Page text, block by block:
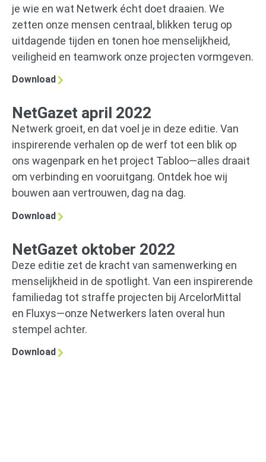
je wie en wat Netwerk écht doet draaien. We
zetten onze mensen centraal, blikken terug op
uitdagende tijden en tonen hoe menselijkheid,
veiligheid en teamwork onze projecten vormgeven.
Download
NetGazet april 2022
Netwerk groeit, en dat voel je in deze editie. Van
inspirerende verhalen op de werf tot een blik op
ons wagenpark en het project Tabloo—alles draait
om verbinding en vooruitgang. Ontdek hoe wij
bouwen aan vertrouwen, dag na dag.
Download
NetGazet oktober 2022
Deze editie zet de kracht van samenwerking en
menselijkheid in de spotlight. Van een inspirerende
familiedag tot straffe projecten bij ArcelorMittal
en Fluxys—onze Netwerkers laten overal hun
stempel achter.
Download